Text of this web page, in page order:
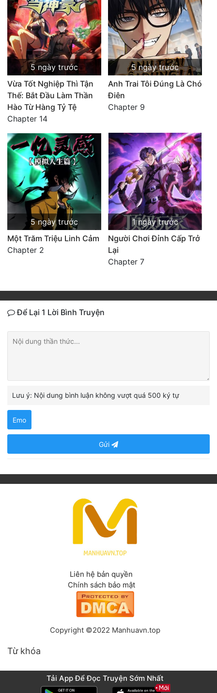
5 ngày trước
Vừa Tốt Nghiệp Thì Tận
Thế: Bắt Đầu Làm Thần
Hào Từ Hàng Tỷ Tệ
Chapter 14
5 ngày trước
Anh Trai Tôi Đúng Là Chó
Điên
Chapter 9
5 ngày trước
Một Trăm Triệu Linh Cảm
Chapter 2
1 ngày trước
Người Chơi Đỉnh Cấp Trở
Lại
Chapter 7
Để Lại 1 Lời Bình Truyện
Lưu ý: Nội dung bình luận không vượt quá 500 ký tự
Emo
Gửi
Liên hệ bản quyền
Chính sách bảo mật
Copyright ©2022 Manhuavn.top
Từ khóa
Tải App Để Đọc Truyện Sớm Nhất